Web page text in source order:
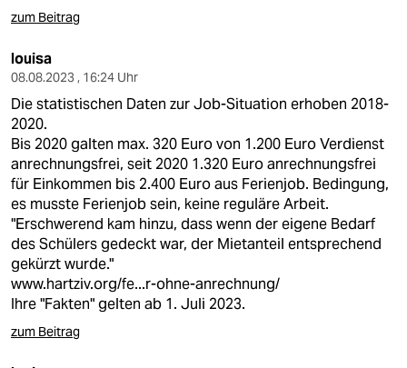
zum Beitrag
louisa
08.08.2023 , 16:24 Uhr
Die statistischen Daten zur Job-Situation erhoben 2018-
2020.
Bis 2020 galten max. 320 Euro von 1.200 Euro Verdienst
anrechnungsfrei, seit 2020 1.320 Euro anrechnungsfrei
für Einkommen bis 2.400 Euro aus Ferienjob. Bedingung,
es musste Ferienjob sein, keine reguläre Arbeit.
"Erschwerend kam hinzu, dass wenn der eigene Bedarf
des Schülers gedeckt war, der Mietanteil entsprechend
gekürzt wurde."
www.hartziv.org/fe...r-ohne-anrechnung/
Ihre "Fakten" gelten ab 1. Juli 2023.
zum Beitrag